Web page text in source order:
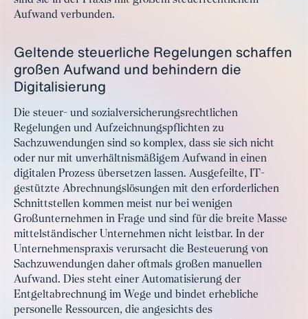
Aufwand verbunden.
Geltende steuerliche Regelungen schaffen
großen Aufwand und behindern die
Digitalisierung
Die steuer- und sozialversicherungsrechtlichen
Regelungen und Aufzeichnungspflichten zu
Sachzuwendungen sind so komplex, dass sie sich nicht
oder nur mit unverhältnismäßigem Aufwand in einen
digitalen Prozess übersetzen lassen. Ausgefeilte, IT-
gestützte Abrechnungslösungen mit den erforderlichen
Schnittstellen kommen meist nur bei wenigen
Großunternehmen in Frage und sind für die breite Masse
mittelständischer Unternehmen nicht leistbar. In der
Unternehmenspraxis verursacht die Besteuerung von
Sachzuwendungen daher oftmals großen manuellen
Aufwand. Dies steht einer Automatisierung der
Entgeltabrechnung im Wege und bindet erhebliche
personelle Ressourcen, die angesichts des